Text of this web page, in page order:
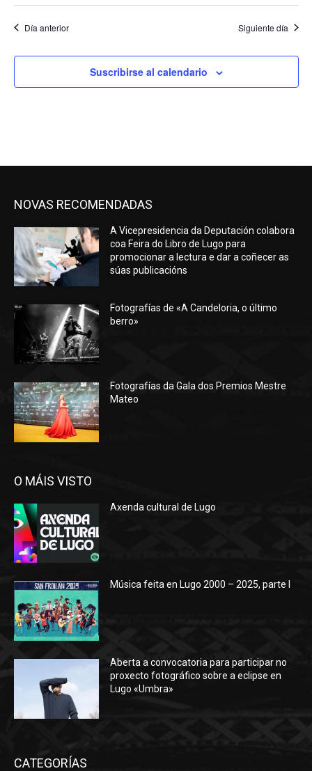
Día anterior Siguiente día
Suscribirse al calendario
NOVAS RECOMENDADAS
A Vicepresidencia da Deputación colabora
coa Feira do Libro de Lugo para
promocionar a lectura e dar a coñecer as
súas publicacións
Fotografías de «A Candeloria, o último
berro»
Fotografías da Gala dos Premios Mestre
Mateo
O MÁIS VISTO
Axenda cultural de Lugo
Música feita en Lugo 2000 – 2025, parte I
Aberta a convocatoria para participar no
proxecto fotográfico sobre a eclipse en
Lugo «Umbra»
CATEGORÍAS